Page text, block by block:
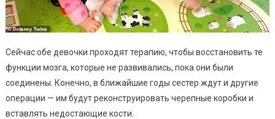
Сейчас обе девочки проходят терапию, чтобы восстановить те
функции мозга, которые не развивались, пока они были
соединены. Конечно, в ближайшие годы сестер ждут и другие
операции — им будут реконструировать черепные коробки и
вставлять недостающие кости.